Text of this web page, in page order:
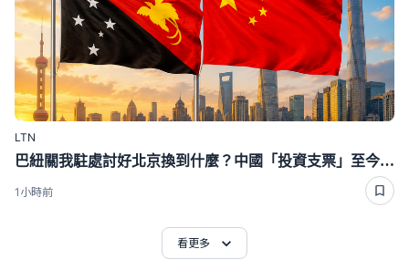
LTN
巴紐關我駐處討好北京換到什麼？中國「投資支票」至今沒看到金額
1小時前
看更多